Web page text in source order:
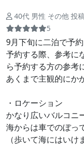
40代 男性 その他 投
5
9月下旬に二泊で予約
予約する際、参考に
ら予約する方の参考
あくまで主観的にか
・ロケーション
かなり広いバルコニ
海からは車でのぼっ
（歩いて海にはいけ